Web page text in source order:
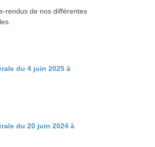
rendus de nos différentes
du 4 juin 2025 à
du 20 juin 2024 à